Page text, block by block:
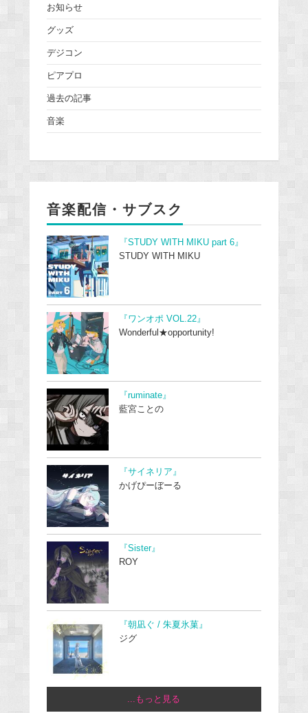
お知らせ
グッズ
デジコン
ピアプロ
過去の記事
音楽
音楽配信・サブスク
『STUDY WITH MIKU part 6』
STUDY WITH MIKU
『ワンオポ VOL.22』
Wonderful★opportunity!
『ruminate』
藍宮ことの
『サイネリア』
かげぴーぼーる
『Sister』
ROY
『朝凪ぐ / 朱夏氷菓』
ジグ
...もっと見る